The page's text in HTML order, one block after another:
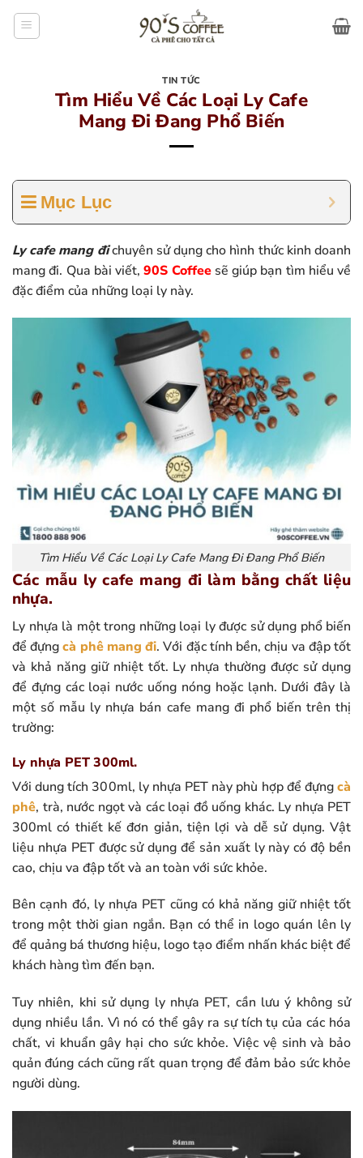
TIN TỨC
Tìm Hiểu Về Các Loại Ly Cafe
Mang Đi Đang Phổ Biến
Mục Lục
Ly cafe mang đichuyên sử dụng cho hình thức kinh doanh
mang đi. Qua bài viết,90S Coffeesẽ giúp bạn tìm hiểu về
đặc điểm của những loại ly này.
Tìm Hiểu Về Các Loại Ly Cafe Mang Đi Đang Phổ Biến
Các mẫu ly cafe mang đi làm bằng chất liệu
nhựa.
Ly nhựa là một trong những loại ly được sử dụng phổ biến
để đựngcà phê mang đi. Với đặc tính bền, chịu va đập tốt
và khả năng giữ nhiệt tốt. Ly nhựa thường được sử dụng
để đựng các loại nước uống nóng hoặc lạnh. Dưới đây là
một số mẫu ly nhựa bán cafe mang đi phổ biến trên thị
trường:
Ly nhựa PET 300ml.
Với dung tích 300ml, ly nhựa PET này phù hợp để đựngcà
phê, trà, nước ngọt và các loại đồ uống khác. Ly nhựa PET
300ml có thiết kế đơn giản, tiện lợi và dễ sử dụng. Vật
liệu nhựa PET được sử dụng để sản xuất ly này có độ bền
cao, chịu va đập tốt và an toàn với sức khỏe.
Bên cạnh đó, ly nhựa PET cũng có khả năng giữ nhiệt tốt
trong một thời gian ngắn. Bạn có thể in logo quán lên ly
để quảng bá thương hiệu, logo tạo điểm nhấn khác biệt để
khách hàng tìm đến bạn.
Tuy nhiên, khi sử dụng ly nhựa PET, cần lưu ý không sử
dụng nhiều lần. Vì nó có thể gây ra sự tích tụ của các hóa
chất, vi khuẩn gây hại cho sức khỏe. Việc vệ sinh và bảo
quản đúng cách cũng rất quan trọng để đảm bảo sức khỏe
người dùng.